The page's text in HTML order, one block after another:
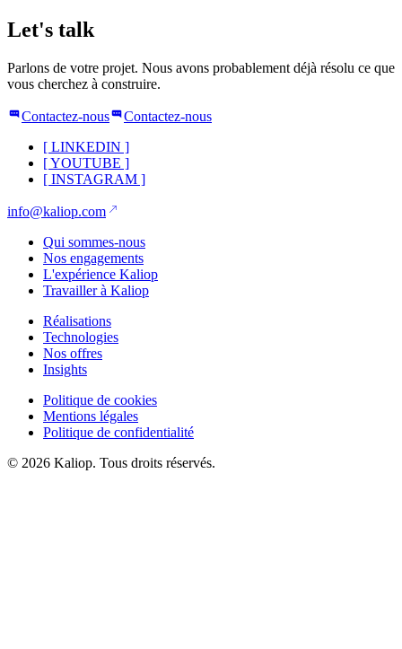
Let's talk
Parlons de votre projet. Nous avons probablement déjà résolu ce que
vous cherchez à construire.
Contactez-nous
Contactez-nous
[ LINKEDIN ]
[YOUTUBE ]
[ INSTAGRAM ]
info@kaliop.com
Qui sommes-nous
Nos engagements
L'expérience Kaliop
Travailler à Kaliop
Réalisations
Technologies
Nos offres
Insights
Politique de cookies
Mentions légales
Politique de confidentialité
© 2026 Kaliop. Tous droits réservés.